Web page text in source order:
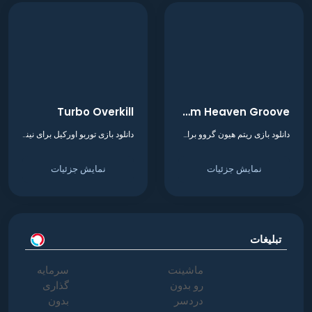
Rhythm Heaven Groove
دانلود بازی ریتم هیون گروو برای نینتندو سوییچ
نمایش جزئیات
Turbo Overkill
دانلود بازی توربو اورکیل برای نینتندو سوییچ
نمایش جزئیات
تبلیغات
ماشینت
رو بدون
دردسر
سرمایه
گذاری
بدون